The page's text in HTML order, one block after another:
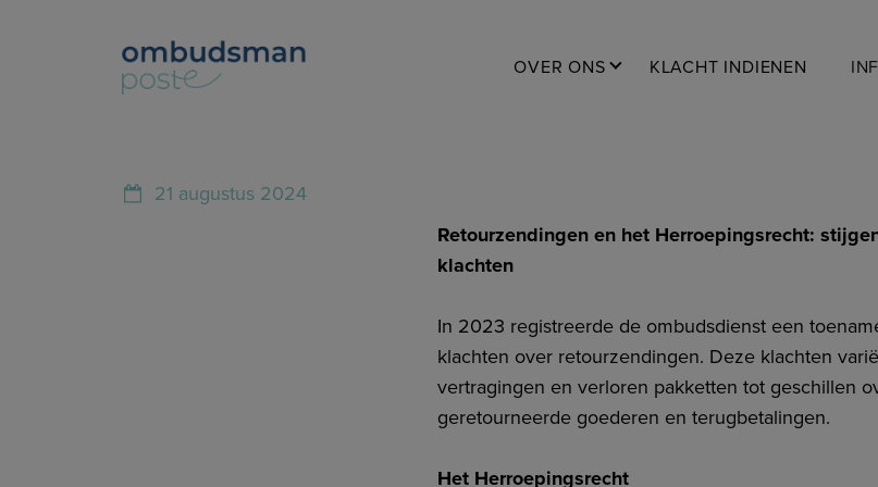
OVER ONS KLACHT INDIENEN
21 augustus 2024
Retourzendingen en het Herroepingsrecht:
klachten
In 2023 registreerde de ombudsdienst een
klachten over retourzendingen. Deze klachten
vertragingen en verloren pakketten tot geschillen
geretourneerde goederen en terugbetalingen.
Het Herroepingsrecht